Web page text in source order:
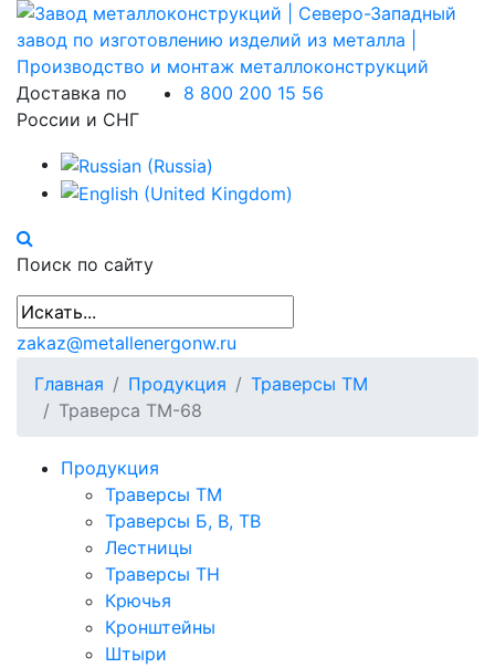
Доставка по
России и СНГ
8 800 200 15 56
Поиск по сайту
zakaz@metallenergonw.ru
Главная
Продукция
Траверсы ТМ
Траверса ТМ-68
Продукция
Траверсы ТМ
Траверсы Б, В, ТВ
Лестницы
Траверсы ТН
Крючья
Кронштейны
Штыри